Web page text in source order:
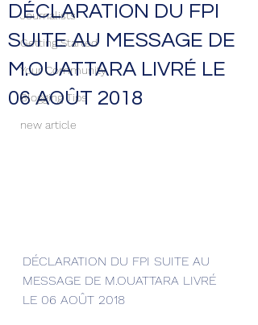
Journalists
Getting Started
Your Community
Blogging Tips
new article
DÉCLARATION DU FPI
SUITE AU MESSAGE DE
M.OUATTARA LIVRÉ LE
06 AOÛT 2018
DÉCLARATION DU FPI SUITE AU
MESSAGE DE M.OUATTARA LIVRÉ
LE 06 AOÛT 2018